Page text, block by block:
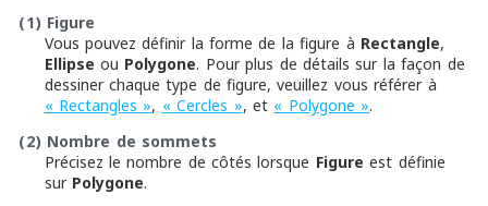
(1) Figure
Vous pouvez définir la forme de la figure à Rectangle,
Ellipse ou Polygone. Pour plus de détails sur la façon de
dessiner chaque type de figure, veuillez vous référer à
« Rectangles », « Cercles », et « Polygone ».
(2) Nombre de sommets
Précisez le nombre de côtés lorsque Figure est définie
sur Polygone.